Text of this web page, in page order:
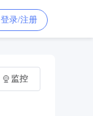
登录/注册
监控